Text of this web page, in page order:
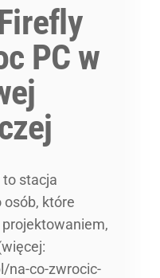
PC w
to stacja
osób, które
na-co-zwrocic-